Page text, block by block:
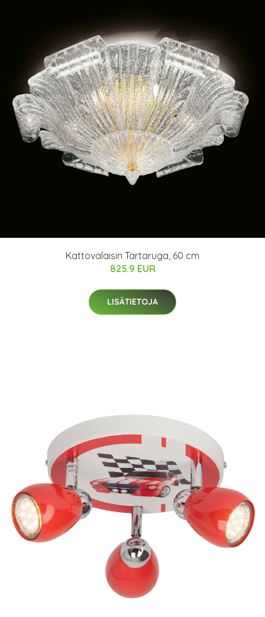
Kattovalaisin Tartaruga, 60 cm
825.9 EUR
LISÄTIETOJA